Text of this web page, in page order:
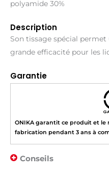
polyamide 30%
Description
Son tissage spécial
grande efficacité pour les
Garantie
ONIKA garantit ce produit et le
fabrication pendant 3 ans à
Conseils